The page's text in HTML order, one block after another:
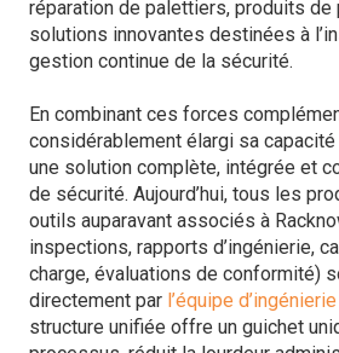
réparation de palettiers, produits de
solutions innovantes destinées à
gestion continue de la sécurité.
En combinant ces forces
considérablement élargi sa
une solution complète, intégrée et
de sécurité. Aujourd’hui, tous les
outils auparavant associés à
inspections, rapports d’ingénierie,
charge, évaluations de conformité)
directement par l’équipe
structure unifiée offre un guichet